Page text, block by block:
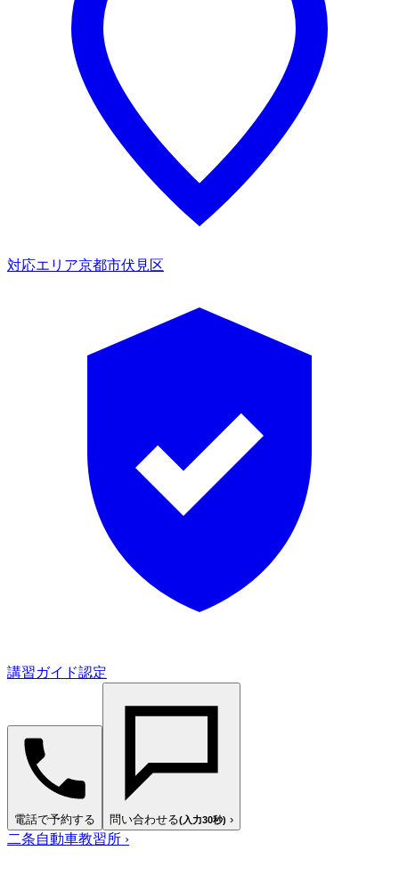
対応エリア京都市伏見区
講習ガイド認定
電話で予約する 問い合わせる(入力30秒) ›
二条自動車教習所 ›